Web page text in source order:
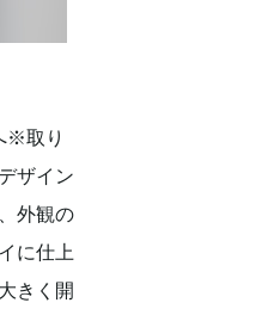
※取り
ザイン
外観の
に仕上
きく開